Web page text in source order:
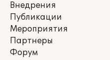
Внедрения
Публикации
Мероприятия
Партнеры
Форум